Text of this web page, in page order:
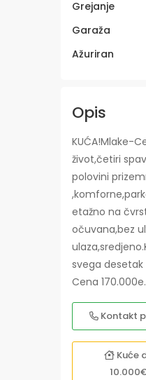
Grejanje
Garaža
Ažuriran
Opis
KUĆA!Mlake-
život,četiri
polovini
etažno na
očuvana,bez
svega
Cena 170.000e.
Kontakt
Kuće